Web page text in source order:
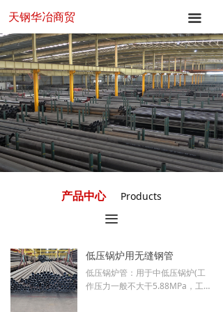
天钢华冶商贸 끀
首页
关于华冶
产品中心
新闻中心
应用领域
联系我们
低压锅炉用无缝钢管
低压锅炉管：用于中低压锅炉(工
作压力一般不大干5.88MPa，工作
产品中心 Products
끀